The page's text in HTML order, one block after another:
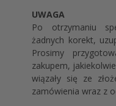
UWAGA
Po otrzymaniu
żadnych korekt,
Prosimy
zakupem,
wiązały się ze
zamówienia wraz z